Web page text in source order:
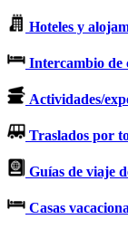
Hoteles y
Intercambio de
Actividades/
Traslados por
Guías de viaje
Casas